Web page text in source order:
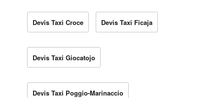
Devis Taxi Croce Devis Taxi Ficaja
Devis Taxi Giocatojo
Devis Taxi Poggio-Marinaccio